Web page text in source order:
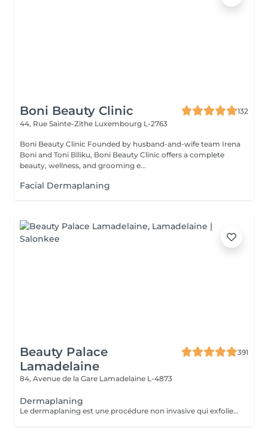
Boni Beauty Clinic
132
44, Rue Sainte-Zithe Luxembourg L-2763
Boni Beauty Clinic Founded by husband-and-wife team Irena
Boni and Toni Blliku, Boni Beauty Clinic offers a complete
beauty, wellness, and grooming e...
Facial Dermaplaning
Beauty Palace
Lamadelaine
391
84, Avenue de la Gare Lamadelaine L-4873
Dermaplaning
Le dermaplaning est une procédure non invasive qui exfolie la peau en utilisant une lame fine pour retirer les cellules mortes et le duvet. Cela rend la peau plus lisse, éclatante et réduit les rides fines et imperfections. C'est indolore, ne nécessite pas de récupération, et améliore l'absorption des soins ainsi que l'application du maquillage. Sans douleur, une peau de bébé.